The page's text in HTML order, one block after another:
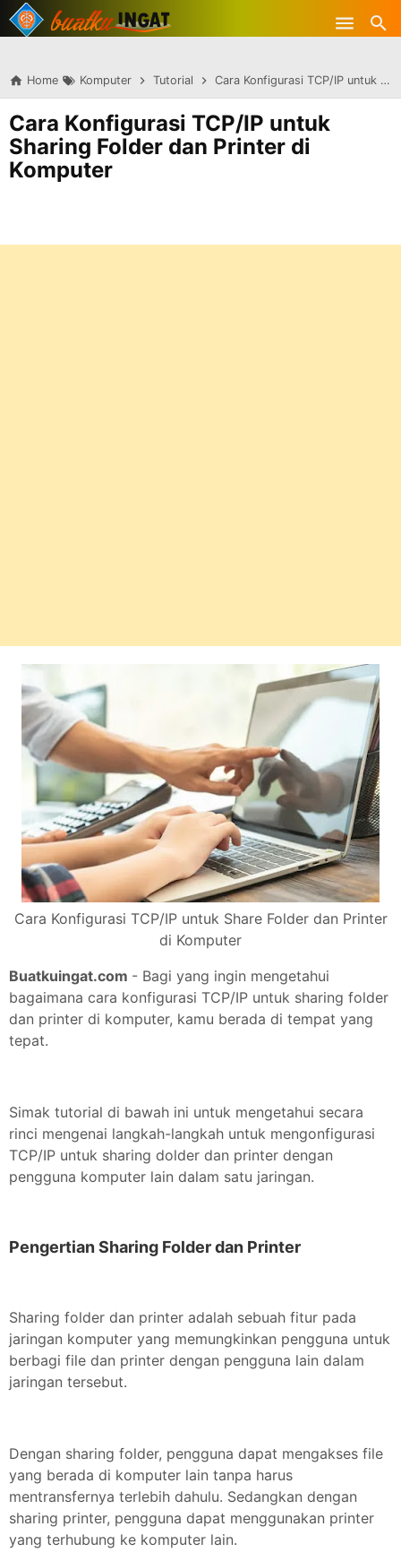
-->
Skip to main content
Home Komputer Tutorial Cara Konfigurasi TCP/IP untuk Sharing Folder dan Printer di Komputer
Cara Konfigurasi TCP/IP untuk
Sharing Folder dan Printer di
Komputer
Cara Konfigurasi TCP/IP untuk Share Folder dan Printer
di Komputer
Buatkuingat.com - Bagi yang ingin mengetahui
bagaimana cara konfigurasi TCP/IP untuk sharing folder
dan printer di komputer, kamu berada di tempat yang
tepat.
Simak tutorial di bawah ini untuk mengetahui secara
rinci mengenai langkah-langkah untuk mengonfigurasi
TCP/IP untuk sharing dolder dan printer dengan
pengguna komputer lain dalam satu jaringan.
Pengertian Sharing Folder dan Printer
Sharing folder dan printer adalah sebuah fitur pada
jaringan komputer yang memungkinkan pengguna untuk
berbagi file dan printer dengan pengguna lain dalam
jaringan tersebut.
Dengan sharing folder, pengguna dapat mengakses file
yang berada di komputer lain tanpa harus
mentransfernya terlebih dahulu. Sedangkan dengan
sharing printer, pengguna dapat menggunakan printer
yang terhubung ke komputer lain.